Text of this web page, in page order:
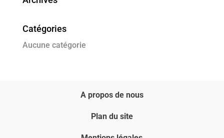
Catégories
Aucune catégorie
A propos de nous
Plan du site